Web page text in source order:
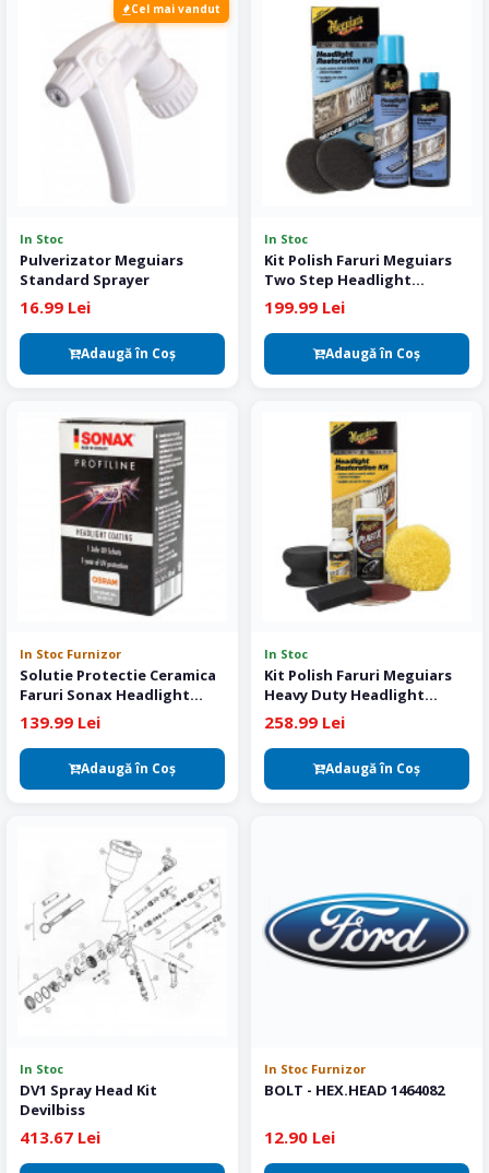
Cel mai vandut
In Stoc
Pulverizator Meguiars
Standard Sprayer
16.99 Lei
Adaugă în Coş
In Stoc
Kit Polish Faruri Meguiars
Two Step Headlight
Restoration Kit
199.99 Lei
Adaugă în Coş
In Stoc Furnizor
Solutie Protectie Ceramica
Faruri Sonax Headlight
Coating 50 ml
139.99 Lei
Adaugă în Coş
In Stoc
Kit Polish Faruri Meguiars
Heavy Duty Headlight
Restoration Kit
258.99 Lei
Adaugă în Coş
In Stoc
DV1 Spray Head Kit
Devilbiss
413.67 Lei
In Stoc Furnizor
BOLT - HEX.HEAD 1464082
12.90 Lei